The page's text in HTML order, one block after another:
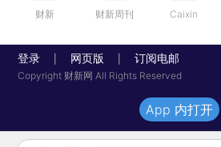
财新 财新周刊 Caixin
登录 网页版 订阅电邮
Copyright 财新网 All Rights Reserved
App 内打开